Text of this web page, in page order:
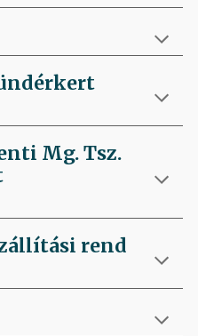
Mg. Tsz.
rend